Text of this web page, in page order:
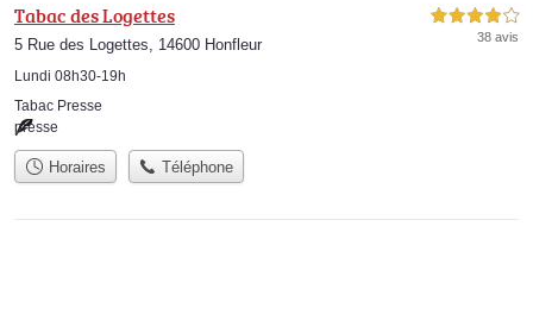
Tabac des Logettes
5 Rue des Logettes, 14600 Honfleur
Lundi 08h30-19h
4,0 étoiles sur 5
38 avis
Tabac Presse
presse
Horaires Téléphone